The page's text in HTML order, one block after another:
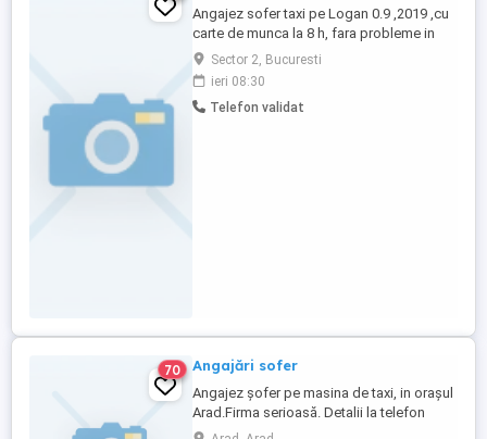
Angajez sofer taxi pe Logan 0.9 ,2019 ,cu
carte de munca la 8 h, fara probleme in
baza de data
Sector 2, Bucuresti
ieri 08:30
Telefon validat
70 Angajări sofer
Angajez șofer pe masina de taxi, in orașul
Arad.Firma serioasă. Detalii la telefon